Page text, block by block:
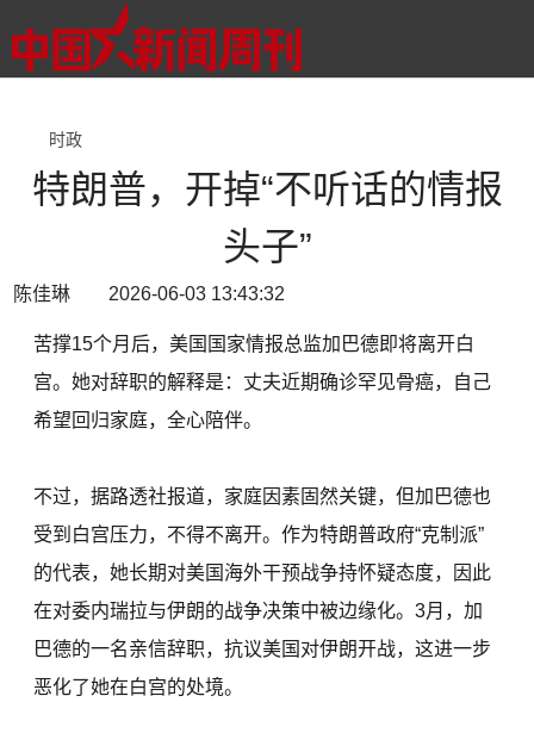
时政
特朗普，开掉“不听话的情报
头子”
陈佳琳 2026-06-03 13:43:32
苦撑15个月后，美国国家情报总监加巴德即将离开白
宫。她对辞职的解释是：丈夫近期确诊罕见骨癌，自己
希望回归家庭，全心陪伴。
不过，据路透社报道，家庭因素固然关键，但加巴德也
受到白宫压力，不得不离开。作为特朗普政府“克制派”
的代表，她长期对美国海外干预战争持怀疑态度，因此
在对委内瑞拉与伊朗的战争决策中被边缘化。3月，加
巴德的一名亲信辞职，抗议美国对伊朗开战，这进一步
恶化了她在白宫的处境。